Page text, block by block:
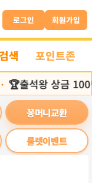
로그인 회원가입
색 포인트존
🏆출석왕 상금 100
꽁머니교환
룰렛이벤트